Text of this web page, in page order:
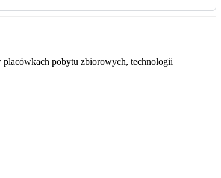
placówkach pobytu zbiorowych, technologii